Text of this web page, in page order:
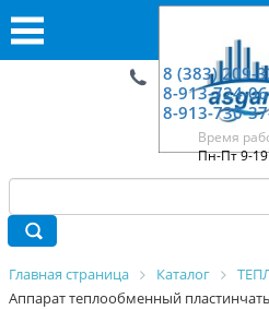
8 (383) 209-
8-913-724-
8-913-730-
Время
Пн-Пт 9-19
Главная страница Каталог
Аппарат теплообменный